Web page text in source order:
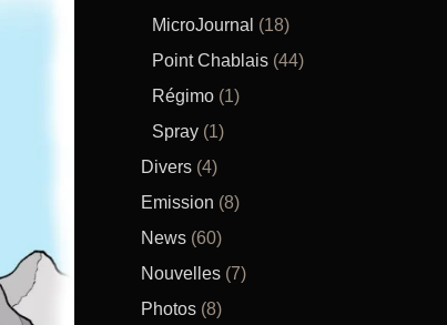
MicroJournal (18)
Point Chablais (44)
Régimo (1)
Spray (1)
Divers (4)
Emission (8)
News (60)
Nouvelles (7)
Photos (8)